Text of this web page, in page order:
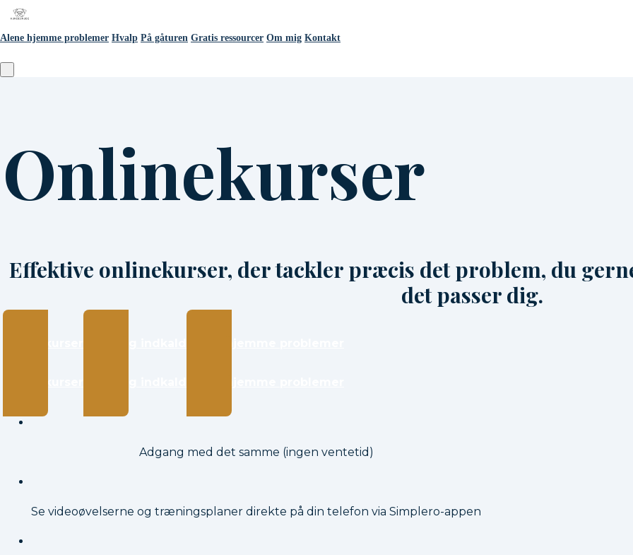
Alene hjemme problemer Hvalp På gåturen Gratis ressourcer Om mig Kontakt
Onlinekurser
Effektive onlinekurser, der tackler præcis det problem, du
det passer dig.
Adgang med det samme (ingen ventetid)
Se videoøvelserne og træningsplaner direkte på din telefon via Simplero-appen